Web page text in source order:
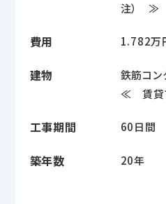
注） ≫
費用 1.782万
建物
鉄筋コ
≪ 賃貸
工事期間 60日間
築年数 20年